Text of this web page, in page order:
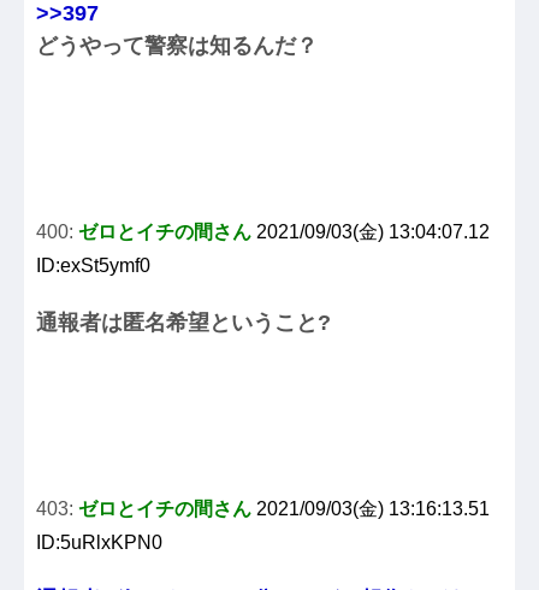
>>397
どうやって警察は知るんだ？
400: ゼロとイチの間さん 2021/09/03(金) 13:04:07.12
ID:exSt5ymf0
通報者は匿名希望ということ?
403: ゼロとイチの間さん 2021/09/03(金) 13:16:13.51
ID:5uRlxKPN0